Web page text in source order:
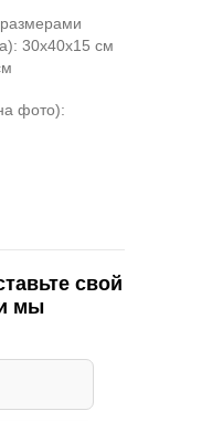
размерами
30х40х15 см
фото):
свой
мы